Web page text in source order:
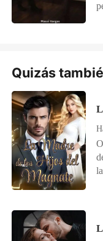
Quizás